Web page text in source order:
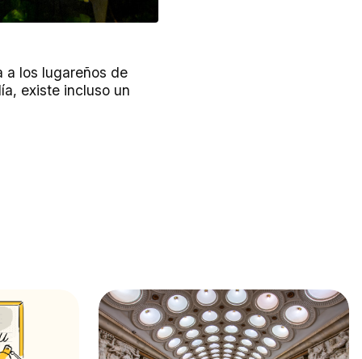
a los lugareños de
existe incluso un